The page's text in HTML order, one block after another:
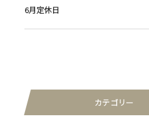
6月定休日
カテゴリー